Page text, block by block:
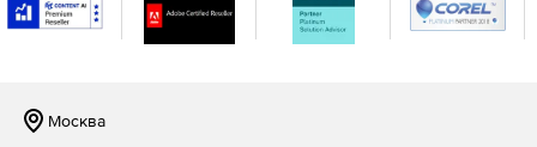
Москва